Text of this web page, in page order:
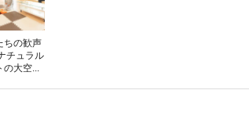
ちの歓声
チュラル
の大空...